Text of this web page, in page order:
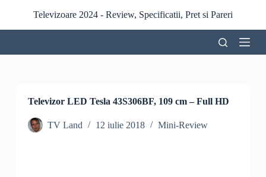
r
l
Televizoare 2024 - Review, Specificatii, Pret si Pareri
Televizor LED Tesla 43S306BF, 109 cm – Full HD
TV Land 12 iulie 2018 Mini-Review